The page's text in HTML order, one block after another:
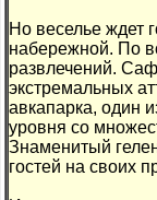
Но веселье ждет
набережной. По
развлечений.
экстремальных
авкапарка, один
уровня со
Знаменитый
гостей на своих